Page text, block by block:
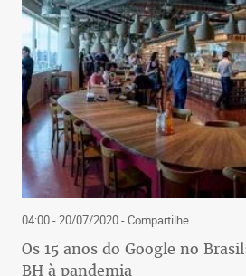
04:00 - 20/07/2020- Compartilhe
Os 15 anos do Google no
BH à pandemia